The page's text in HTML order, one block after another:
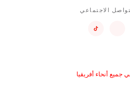
الاجتماعي
جميع أنحاء أفريقيا